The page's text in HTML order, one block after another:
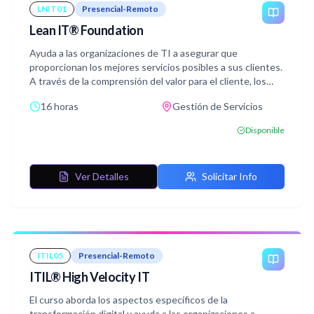
LNIT01 Presencial-Remoto
Lean IT® Foundation
Ayuda a las organizaciones de TI a asegurar que
proporcionan los mejores servicios posibles a sus clientes.
A través de la comprensión del valor para el cliente, los
el rendimiento, la manera de organizar, la actitud necesaria,
reciben soporte para desarrollar un modo de pensamiento
16 horas Gestión de Servicios
Disponible
Ver Detalles Solicitar Info
ITIL05 Presencial-Remoto
ITIL® High Velocity IT
El curso aborda los aspectos específicos de la